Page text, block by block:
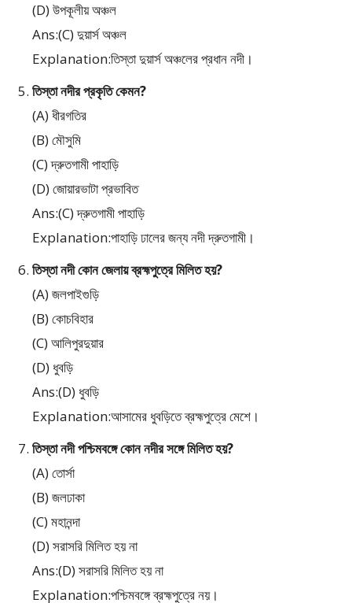
(D) উপকূলীয় অঞ্চল
Ans:(C) দুয়ার্স অঞ্চল
Explanation:তিস্তা দুয়ার্স অঞ্চলের প্রধান নদী।
তিস্তা নদীর প্রকৃতি কেমন?
(A) ধীরগতির
(B) মৌসুমি
(C) দ্রুতগামী পাহাড়ি
(D) জোয়ারভাটা প্রভাবিত
Ans:(C) দ্রুতগামী পাহাড়ি
Explanation:পাহাড়ি ঢালের জন্য নদী দ্রুতগামী।
তিস্তা নদী কোন জেলায় ব্রহ্মপুত্রে মিলিত হয়?
(A) জলপাইগুড়ি
(B) কোচবিহার
(C) আলিপুরদুয়ার
(D) ধুবড়ি
Ans:(D) ধুবড়ি
Explanation:আসামের ধুবড়িতে ব্রহ্মপুত্রে মেশে।
তিস্তা নদী পশ্চিমবঙ্গে কোন নদীর সঙ্গে মিলিত হয়?
(A) তোর্সা
(B) জলঢাকা
(C) মহানন্দা
(D) সরাসরি মিলিত হয় না
Ans:(D) সরাসরি মিলিত হয় না
Explanation:পশ্চিমবঙ্গে ব্রহ্মপুত্রে নয়।